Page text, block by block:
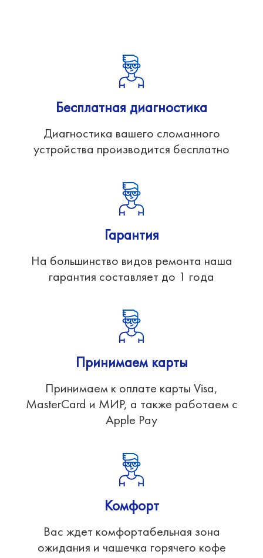
Бесплатная диагностика
Диагностика вашего сломанного
устройства производится бесплатно
Гарантия
На большинство видов ремонта наша
гарантия составляет до 1 года
Принимаем карты
Принимаем к оплате карты Visa,
MasterCard и МИР, а также работаем с
Apple Pay
Комфорт
Вас ждет комфортабельная зона
ожидания и чашечка горячего кофе